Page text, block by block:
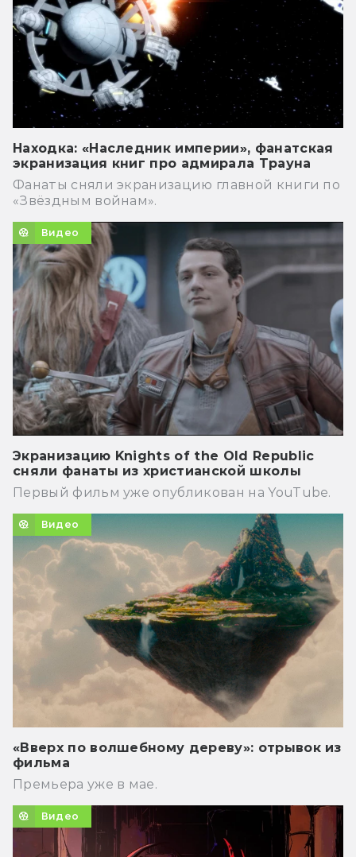
Находка: «Наследник империи», фанатская
экранизация книг про адмирала Трауна
Фанаты сняли экранизацию главной книги по
«Звёздным войнам».
Видео
Экранизацию Knights of the Old Republic
сняли фанаты из христианской школы
Первый фильм уже опубликован на YouTube.
Видео
«Вверх по волшебному дереву»: отрывок из
фильма
Премьера уже в мае.
Видео